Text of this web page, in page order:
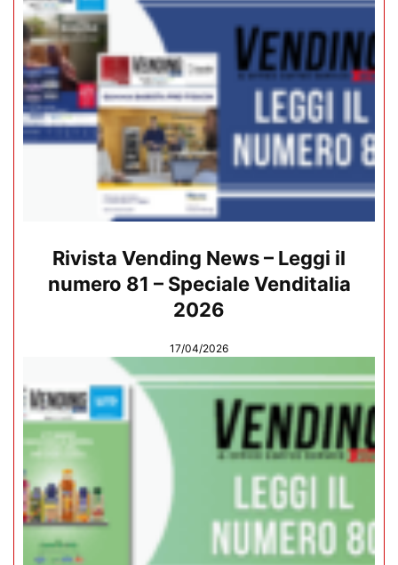
Rivista Vending News – Leggi il
numero 81 – Speciale Venditalia
2026
17/04/2026